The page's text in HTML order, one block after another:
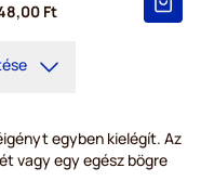
Ft
egyben kielégít. Az
vagy egy egész bögre